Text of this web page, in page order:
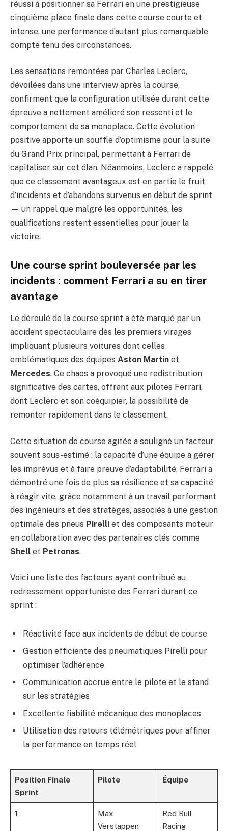
réussi à positionner sa Ferrari en une prestigieuse
cinquième place finale dans cette course courte et
intense, une performance d’autant plus remarquable
compte tenu des circonstances.
Les sensations remontées par Charles Leclerc,
dévoilées dans une interview après la course,
confirment que la configuration utilisée durant cette
épreuve a nettement amélioré son ressenti et le
comportement de sa monoplace. Cette évolution
positive apporte un souffle d’optimisme pour la suite
du Grand Prix principal, permettant à Ferrari de
capitaliser sur cet élan. Néanmoins, Leclerc a rappelé
que ce classement avantageux est en partie le fruit
d’incidents et d’abandons survenus en début de sprint
— un rappel que malgré les opportunités, les
qualifications restent essentielles pour jouer la
victoire.
Une course sprint bouleversée par les
incidents : comment Ferrari a su en tirer
avantage
Le déroulé de la course sprint a été marqué par un
accident spectaculaire dès les premiers virages
impliquant plusieurs voitures dont celles
emblématiques des équipes Aston Martin et
Mercedes. Ce chaos a provoqué une redistribution
significative des cartes, offrant aux pilotes Ferrari,
dont Leclerc et son coéquipier, la possibilité de
remonter rapidement dans le classement.
Cette situation de course agitée a souligné un facteur
souvent sous-estimé : la capacité d’une équipe à gérer
les imprévus et à faire preuve d’adaptabilité. Ferrari a
démontré une fois de plus sa résilience et sa capacité
à réagir vite, grâce notamment à un travail performant
des ingénieurs et des stratèges, associés à une gestion
optimale des pneus Pirelli et des composants moteur
en collaboration avec des partenaires clés comme
Shell et Petronas.
Voici une liste des facteurs ayant contribué au
redressement opportuniste des Ferrari durant ce
sprint :
Réactivité face aux incidents de début de course
Gestion efficiente des pneumatiques Pirelli pour
optimiser l’adhérence
Communication accrue entre le pilote et le stand
sur les stratégies
Excellente fiabilité mécanique des monoplaces
Utilisation des retours télémétriques pour affiner
la performance en temps réel
Position Finale
Sprint
Pilote Équipe
1
Max
Verstappen
Red Bull
Racing